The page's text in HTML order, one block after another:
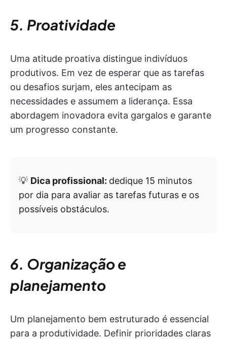
5. Proatividade
Uma atitude proativa distingue indivíduos
produtivos. Em vez de esperar que as tarefas
ou desafios surjam, eles antecipam as
necessidades e assumem a liderança. Essa
abordagem inovadora evita gargalos e garante
um progresso constante.
💡 Dica profissional: dedique 15 minutos
por dia para avaliar as tarefas futuras e os
possíveis obstáculos.
6. Organização e
planejamento
Um planejamento bem estruturado é essencial
para a produtividade. Definir prioridades claras